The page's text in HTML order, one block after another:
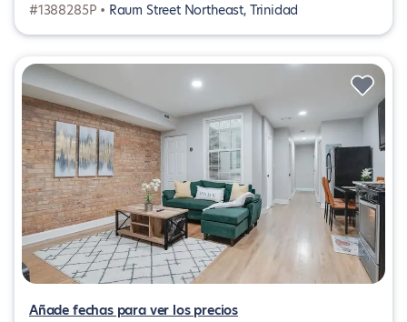
#1388285P • Raum Street Northeast, Trinidad
Añade fechas para ver los precios